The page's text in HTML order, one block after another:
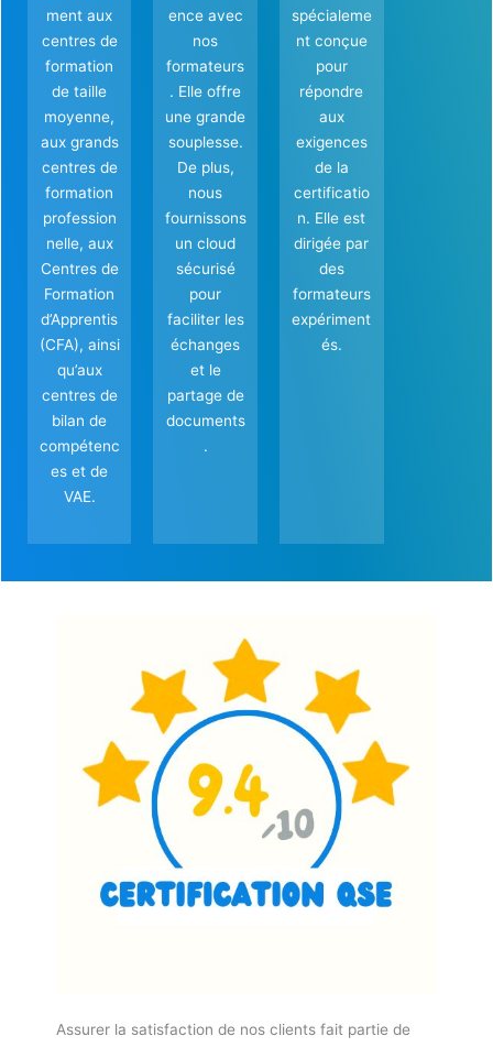
ment aux
centres de
formation
de taille
moyenne,
aux grands
centres de
formation
profession
nelle, aux
Centres de
Formation
d’Apprentis
(CFA), ainsi
qu’aux
centres de
bilan de
compétenc
es et de
VAE.
ence avec
nos
formateurs
. Elle offre
une grande
souplesse.
De plus,
nous
fournissons
un cloud
sécurisé
pour
faciliter les
échanges
et le
partage de
documents
.
spécialeme
nt conçue
pour
répondre
aux
exigences
de la
certificatio
n. Elle est
dirigée par
des
formateurs
expériment
és.
Assurer la satisfaction de nos clients fait partie de